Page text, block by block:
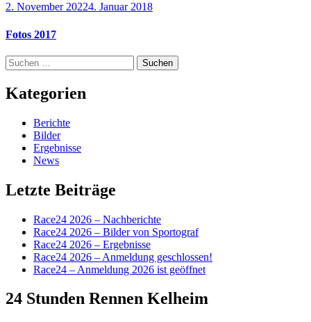
2. November 20224. Januar 2018
Fotos 2017
Suchen
nach:
Kategorien
Berichte
Bilder
Ergebnisse
News
Letzte Beiträge
Race24 2026 – Nachberichte
Race24 2026 – Bilder von Sportograf
Race24 2026 – Ergebnisse
Race24 2026 – Anmeldung geschlossen!
Race24 – Anmeldung 2026 ist geöffnet
24 Stunden Rennen Kelheim